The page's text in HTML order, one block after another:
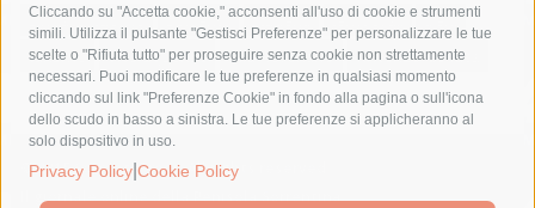
Cliccando su "Accetta cookie," acconsenti all'uso di cookie e strumenti
simili. Utilizza il pulsante "Gestisci Preferenze" per personalizzare le tue
scelte o "Rifiuta tutto" per proseguire senza cookie non strettamente
necessari. Puoi modificare le tue preferenze in qualsiasi momento
cliccando sul link "Preferenze Cookie" in fondo alla pagina o sull'icona
dello scudo in basso a sinistra. Le tue preferenze si applicheranno al
solo dispositivo in uso.
Privacy Policy Cookie Policy
sindaco cuomo
sorrento studenti temporali
treni
turismo
Vico Equense villa fiorentino vincenzo de luca
© 2015 SorrentoPress. All rights reserved.
Il giornale online della Penisola Sorrentina